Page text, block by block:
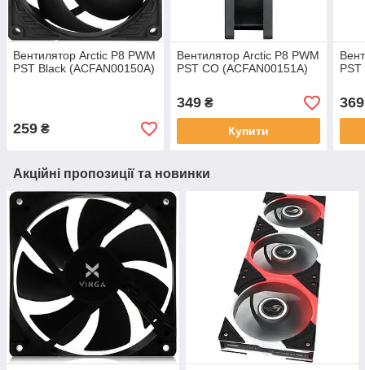
Вентилятор Arctic P8 PWM
PST Black (ACFAN00150A)
259 ₴
Вентилятор Arctic P8 PWM
PST CO (ACFAN00151A)
349₴
Купити
PST
369
Акційні пропозиції та новинки